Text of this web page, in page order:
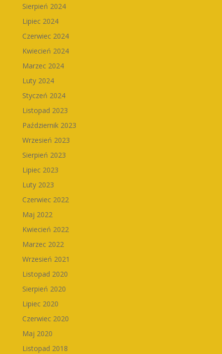
Sierpień 2024
Lipiec 2024
Czerwiec 2024
Kwiecień 2024
Marzec 2024
Luty 2024
Styczeń 2024
Listopad 2023
Październik 2023
Wrzesień 2023
Sierpień 2023
Lipiec 2023
Luty 2023
Czerwiec 2022
Maj 2022
Kwiecień 2022
Marzec 2022
Wrzesień 2021
Listopad 2020
Sierpień 2020
Lipiec 2020
Czerwiec 2020
Maj 2020
Listopad 2018